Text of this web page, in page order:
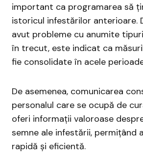
important ca programarea să
istoricul infestărilor anterioare.
avut probleme cu anumite
în trecut, este indicat ca
fie consolidate în acele
De asemenea, comunicarea
personalul care se ocupă de
oferi informații valoroase
semne ale infestării, permițând
rapidă și eficientă.